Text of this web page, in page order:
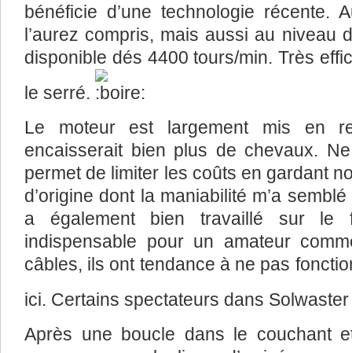
bénéficie d’une technologie récente.
l’aurez compris, mais aussi au niveau
disponible dés 4400 tours/min. Très
le serré.
Le moteur est largement mis en
encaisserait bien plus de chevaux.
permet de limiter les coûts en gardant
d’origine dont la maniabilité m’a
a également bien travaillé sur le
indispensable pour un amateur
câbles, ils ont tendance à ne pas
ici. Certains spectateurs dans
Après une boucle dans le couchant